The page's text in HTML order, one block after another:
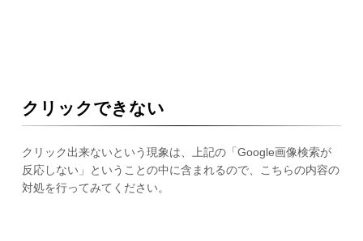
クリックできない
クリック出来ないという現象は、上記の「Google画像検索が
反応しない」ということの中に含まれるので、こちらの内容の
対処を行ってみてください。